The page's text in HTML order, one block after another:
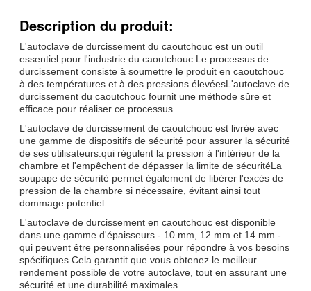
Description du produit:
L'autoclave de durcissement du caoutchouc est un outil
essentiel pour l'industrie du caoutchouc.Le processus de
durcissement consiste à soumettre le produit en caoutchouc
à des températures et à des pressions élevéesL'autoclave de
durcissement du caoutchouc fournit une méthode sûre et
efficace pour réaliser ce processus.
L'autoclave de durcissement de caoutchouc est livrée avec
une gamme de dispositifs de sécurité pour assurer la sécurité
de ses utilisateurs.qui régulent la pression à l'intérieur de la
chambre et l'empêchent de dépasser la limite de sécuritéLa
soupape de sécurité permet également de libérer l'excès de
pression de la chambre si nécessaire, évitant ainsi tout
dommage potentiel.
L'autoclave de durcissement en caoutchouc est disponible
dans une gamme d'épaisseurs - 10 mm, 12 mm et 14 mm -
qui peuvent être personnalisées pour répondre à vos besoins
spécifiques.Cela garantit que vous obtenez le meilleur
rendement possible de votre autoclave, tout en assurant une
sécurité et une durabilité maximales.